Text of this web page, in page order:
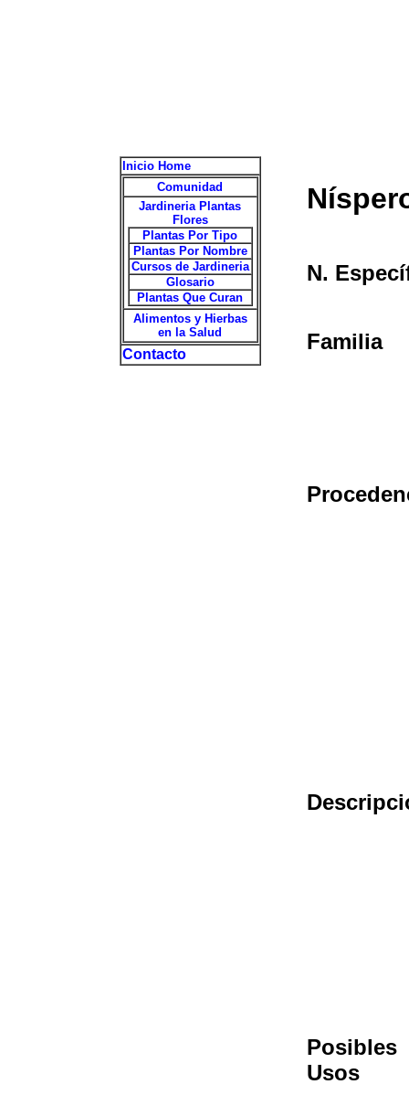
Inicio Home
Comunidad
Jardineria Plantas
Flores
Plantas Por Tipo
Plantas Por Nombre
Cursos de Jardineria
Glosario
Plantas Que Curan
Alimentos y Hierbas
en la Salud
Contacto
N.
Familia
Posibles
Usos